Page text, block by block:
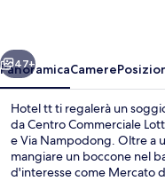
Avanti
47+
PanoramicaCamere
Hotel tt ti regalerà un
da Centro Commerciale
e Via Nampodong. Oltre a
mangiare un boccone nel
d'interesse come Mercato